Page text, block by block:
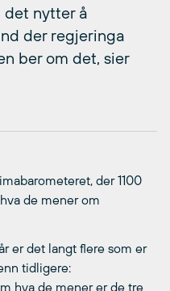
det nytter å
der regjeringa
ber om det, sier
der 1100
de mener om
er det langt flere som er
tidligere:
hva de mener er de tre